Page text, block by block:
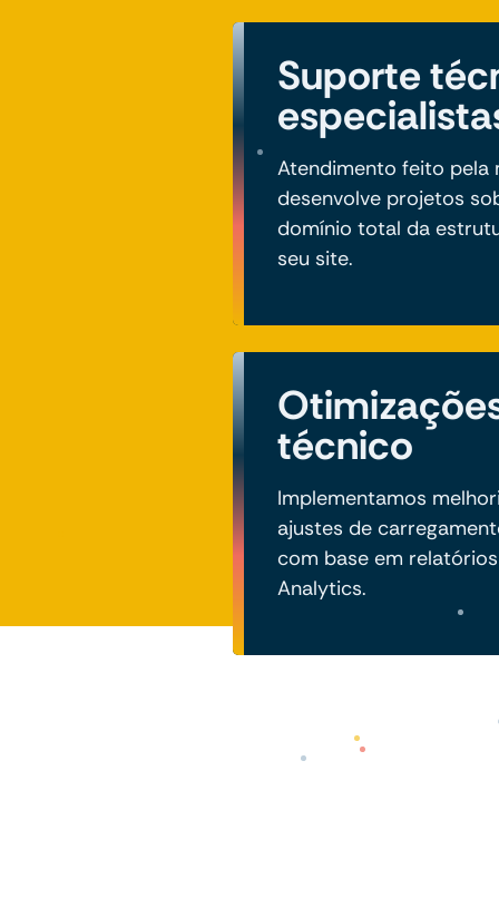
Suporte
Atendimento feito pela
desenvolve projetos
domínio total da
seu site.
técnico
Implementamos
ajustes de
com base em
Analytics.